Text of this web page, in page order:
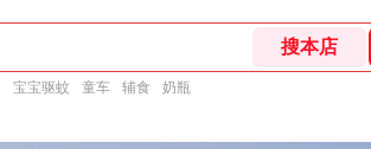
宝宝驱蚊 童车 辅食 奶瓶